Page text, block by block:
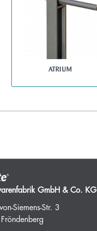
ATRIUM
GmbH & Co. KG
Siemens-Str. 3